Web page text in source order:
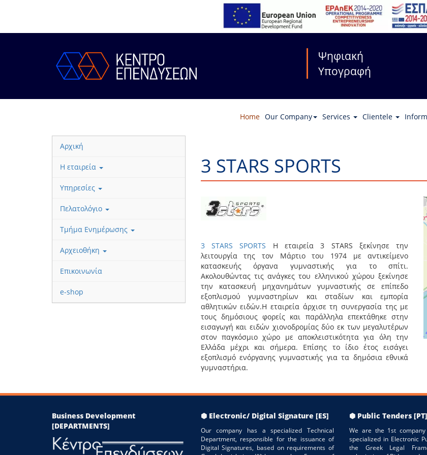
Ψηφιακή
Υπογραφή
Home Our Company Services Clientele
Αρχική
Η εταιρεία
Υπηρεσίες
Πελατολόγιο
Τμήμα Ενημέρωσης
Αρχειοθήκη
Επικοινωνία
e-shop
3 STARS SPORTS
3 STARS SPORTS Η εταιρεία 3 STARS ξεκίνησε την
λειτουργία της τον Μάρτιο του 1974 με αντικείμενο
κατασκευής όργανα γυμναστικής για το σπίτι.
Ακολουθώντας τις ανάγκες του ελληνικού χώρου ξεκίνησε
την κατασκευή μηχανημάτων γυμναστικής σε επίπεδο
εξοπλισμού γυμναστηρίων και σταδίων και εμπορία
αθλητικών ειδών.Η εταιρεία άρχισε τη συνεργασία της με
τους δημόσιους φορείς και παράλληλα επεκτάθηκε στην
εισαγωγή και ειδών χιονοδρομίας δύο εκ των μεγαλυτέρων
στον παγκόσμιο χώρο με αποκλειστικότητα για όλη την
Ελλάδα μέχρι και σήμερα. Επίσης το ίδιο έτος εισάγει
εξοπλισμό ενόργανης γυμναστικής για τα δημόσια εθνικά
γυμναστήρια.
Business Development
[DEPARTMENTS]
⬢ Electronic/ Digital Signature [ES]
Our company has a specialized Technical
Department, responsible for the issuance of
Digital Signatures, based on requirements of
⬢ Public Tenders [PT]
We are the 1st
specialized in Electronic
the Greek Legal